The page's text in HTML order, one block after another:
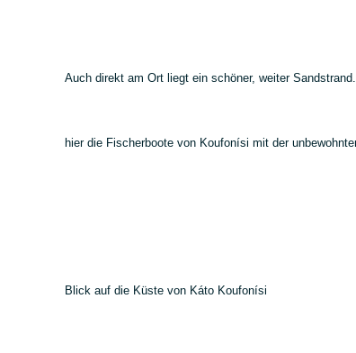
Auch direkt am Ort liegt ein schöner, weiter Sandstrand.
hier die Fischerboote von Koufonísi mit der
Blick auf die Küste von Káto Koufonísi